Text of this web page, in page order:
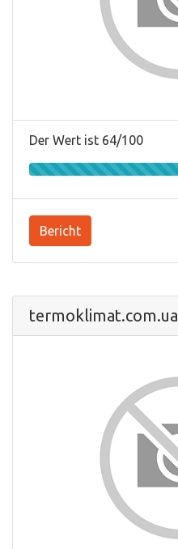
Der Wert ist 64/100
Bericht
termoklimat.com.ua